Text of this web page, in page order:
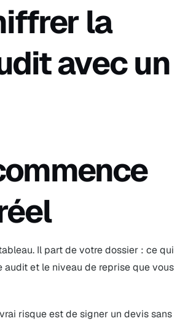
la
avec un
Il part de votre dossier : ce qui
et le niveau de reprise que vous
risque est de signer un devis sans